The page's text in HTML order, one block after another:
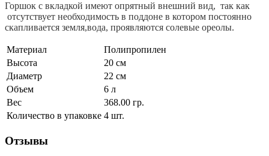
Горшок с вкладкой имеют опрятный внешний вид, так как
отсутствует необходимость в поддоне в котором постоянно
скапливается земля,вода, проявляются солевые ореолы.
Материал
Полипропилен
Высота
20 см
Диаметр
22 см
Объем
6 л
Вес
368.00 гр.
Количество в упаковке 4 шт.
Отзывы